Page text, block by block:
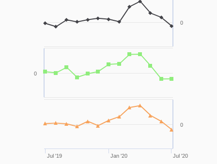
Jan '20
Jul '19 Jul '20
0
0
0